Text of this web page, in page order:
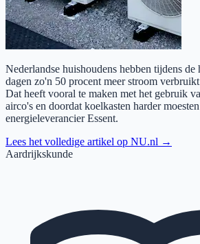
Nederlandse huishoudens hebben tijdens de
dagen zo'n 50 procent meer stroom
Dat heeft vooral te maken met het gebruik
airco's en doordat koelkasten harder
energieleverancier Essent.
Lees het volledige artikel op NU.nl →
Aardrijkskunde